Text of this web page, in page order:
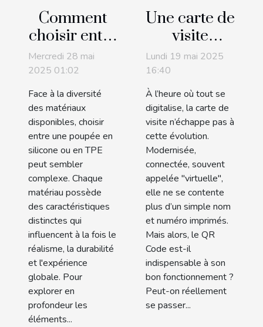
Comment
choisir entre
une poupée
en silicone
et une en
TPE ?
Mercredi 28 mai
2025 01:02
Face à la diversité
des matériaux
disponibles, choisir
entre une poupée en
silicone ou en TPE
peut sembler
complexe. Chaque
matériau possède
des caractéristiques
distinctes qui
influencent à la fois le
réalisme, la durabilité
et l'expérience
globale. Pour
explorer en
profondeur les
éléments...
Une carte de
visite
virtuelle
peut-elle
marcher
sans QR
Code ?
Lundi 19 mai 2025
16:40
À l’heure où tout se
digitalise, la carte de
visite n’échappe pas à
cette évolution.
Modernisée,
connectée, souvent
appelée "virtuelle",
elle ne se contente
plus d’un simple nom
et numéro imprimés.
Mais alors, le QR
Code est-il
indispensable à son
bon fonctionnement ?
Peut-on réellement
se passer...